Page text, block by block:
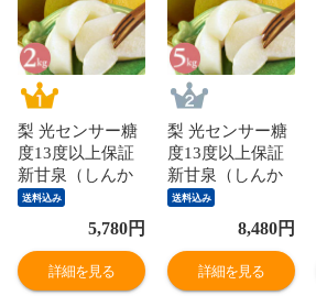
梨 光センサー糖
度13度以上保証
新甘泉（しんか
んせん）2kg詰
（5～6玉入） 鳥
取県産 なし 新甘
泉梨 赤秀 送料無
料（北海道・沖
送料込み
5,780円
詳細を見る
梨 光センサー糖
度13度以上保証
新甘泉（しんか
んせん）5kg詰
（8～18玉入）
鳥取県産 なし 新
甘泉梨 赤秀 送料
無料（北海道・
送料込み
8,480円
詳細を見る